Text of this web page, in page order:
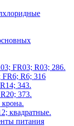
FR03; R03; 286.
R6; 316
343.
373.
квадратные.
питания